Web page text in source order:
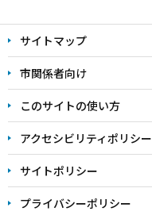
文
こ
こ
ま
で
サイトマップ
市関係者向け
このサイトの使い方
アクセシビリティポリシー
サイトポリシー
プライバシーポリシー